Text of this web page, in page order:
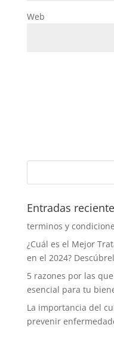
Web
Entradas
terminos y
¿Cuál es el Mejor
en el 2024?
5 razones por las
esencial para tu
La importancia del
prevenir